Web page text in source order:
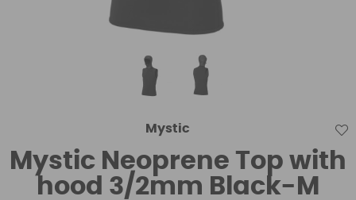
Mystic
Mystic Neoprene Top with
hood 3/2mm Black-M